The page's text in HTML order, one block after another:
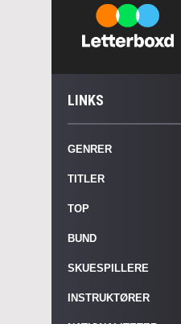
LINKS
GENRER
TITLER
TOP
BUND
SKUESPILLERE
INSTRUKTØRER